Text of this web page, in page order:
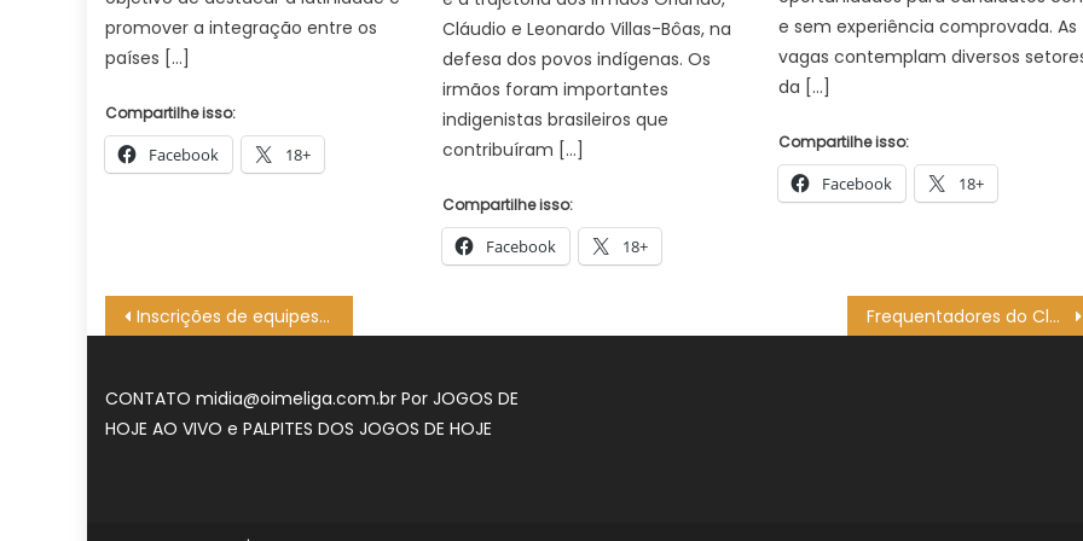
promover a integração entre os
países […]
Compartilhe isso:
Facebook 18+
Cláudio e Leonardo Villas-Bôas, na
defesa dos povos indígenas. Os
irmãos foram importantes
indigenistas brasileiros que
contribuíram […]
Compartilhe isso:
Facebook 18+
e sem experiência comprovada. As
vagas contemplam diversos
da […]
Compartilhe isso:
Facebook 18+
Navegação
de
Post
Inscrições de equipes para a IX InterIF seguem até 8 de junho – IFSP Frequentadores do Clube do Idoso se alternam em atividades para participar do Dia do Desafio – Agência de Notícias
CONTATOmidia@oimeliga.com.br PorJOGOS DE
HOJE AO VIVOePALPITES DOS JOGOS DE HOJE